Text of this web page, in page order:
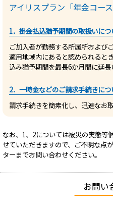
アイリスプラン「年金コー
1．掛金払込猶予期間の取扱いにつ
ご加入者が勤務する所属所および
適用地域内にあると認められると
込み猶予期間を最長6か月間に延長
2．一時金などのご請求手続きにつ
請求手続きを簡素化し、迅速なお
なお、1、2については被災の実態等
せていただきますので、ご不明な点
ターまでお問い合わせください。
お問い